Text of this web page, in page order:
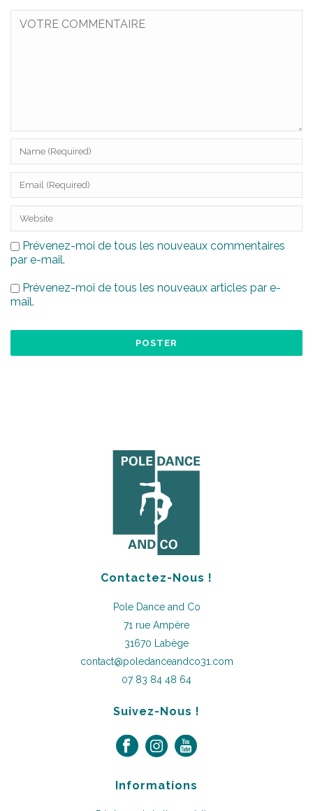
Prévenez-moi de tous les nouveaux commentaires
par e-mail.
Prévenez-moi de tous les nouveaux articles par e-
mail.
Contactez-Nous !
Pole Dance and Co
71 rue Ampère
31670 Labège
contact@poledanceandco31.com
07 83 84 48 64
Suivez-Nous !
Informations